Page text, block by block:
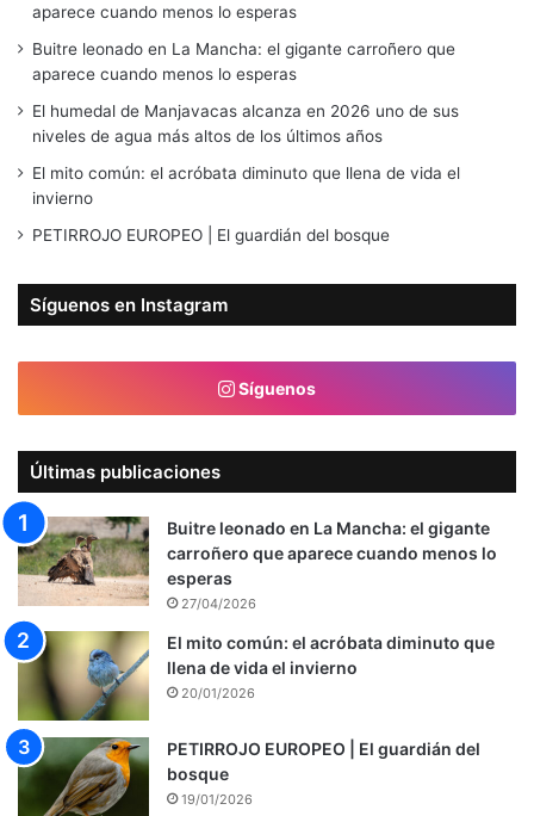
aparece cuando menos lo esperas
Buitre leonado en La Mancha: el gigante carroñero que
aparece cuando menos lo esperas
El humedal de Manjavacas alcanza en 2026 uno de sus
niveles de agua más altos de los últimos años
El mito común: el acróbata diminuto que llena de vida el
invierno
PETIRROJO EUROPEO | El guardián del bosque
Síguenos en Instagram
Síguenos
Últimas publicaciones
Buitre leonado en La Mancha: el gigante
carroñero que aparece cuando menos lo
esperas
27/04/2026
El mito común: el acróbata diminuto que
llena de vida el invierno
20/01/2026
PETIRROJO EUROPEO | El guardián del
bosque
19/01/2026